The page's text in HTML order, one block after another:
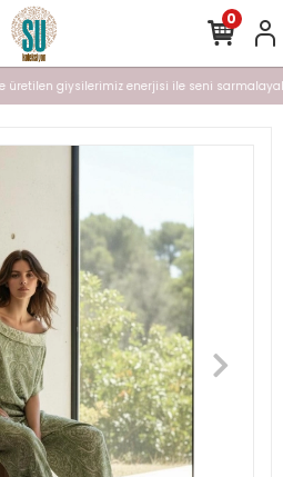
ile üretilen giysilerimiz enerjisi ile seni
0